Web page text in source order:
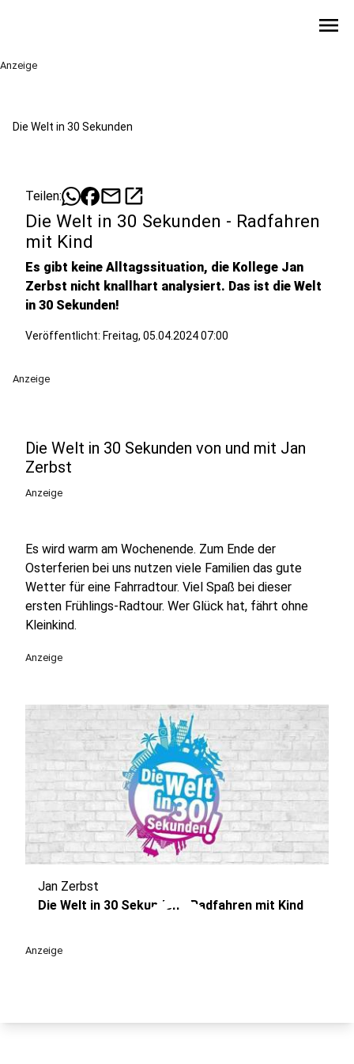
menu
Anzeige
Die Welt in 30 Sekunden
Teilen: mailopen_in_new
Die Welt in 30 Sekunden - Radfahren
mit Kind
Es gibt keine Alltagssituation, die Kollege Jan
Zerbst nicht knallhart analysiert. Das ist die Welt
in 30 Sekunden!
Veröffentlicht: Freitag, 05.04.2024 07:00
Anzeige
Die Welt in 30 Sekunden von und mit Jan
Zerbst
Anzeige
Es wird warm am Wochenende. Zum Ende der
Osterferien bei uns nutzen viele Familien das gute
Wetter für eine Fahrradtour. Viel Spaß bei dieser
ersten Frühlings-Radtour. Wer Glück hat, fährt ohne
Kleinkind.
Anzeige
play_circle
Jan Zerbst
Die Welt in 30 Sekunden - Radfahren mit Kind
Anzeige